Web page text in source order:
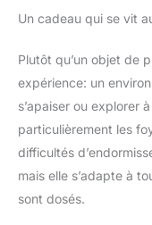
Un cadeau qui se vit
Plutôt qu’un objet de
expérience: un
s’apaiser ou explorer
particulièrement les
difficultés
mais elle s’adapte à
sont dosés.